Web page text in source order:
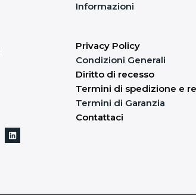
Informazioni
Privacy Policy
Condizioni Generali
Diritto di recesso
Termini di spedizione e
Termini di Garanzia
Contattaci